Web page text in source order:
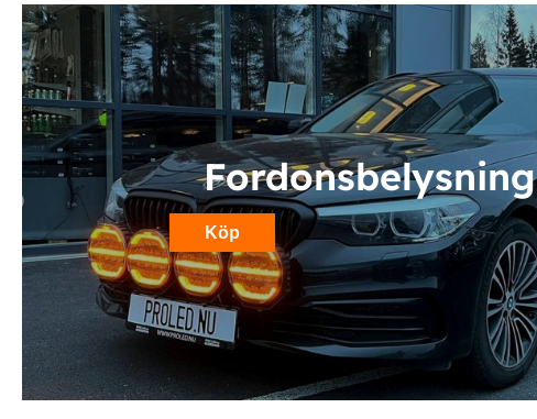
Fordonsbelysning
Köp